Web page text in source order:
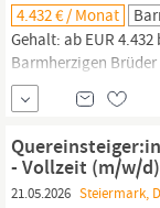
4.432 € / Monat
Gehalt: ab EUR
Barmherzigen
unverzichtbarer
Steiermark.Nach
Barmherzigen
und setzt neue
- Vollzeit (m/w/d)
21.05.2026 Steiermark,